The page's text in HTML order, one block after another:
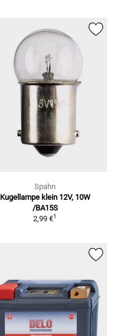
Spahn
Kugellampe klein 12V, 10W
/BA15S
2,99 €1